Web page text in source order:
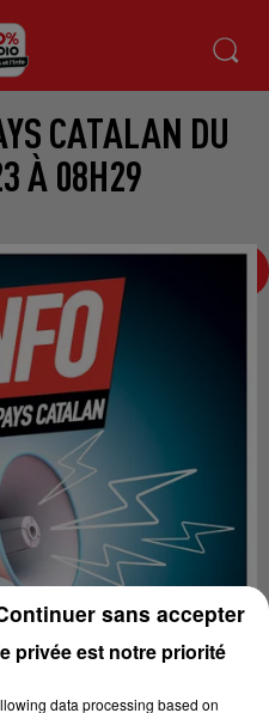
CATALAN DU
À 08H29
privée est notre priorité
data processing based on
sans accepter